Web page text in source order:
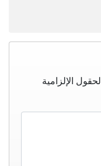
الحقول الإلزامية